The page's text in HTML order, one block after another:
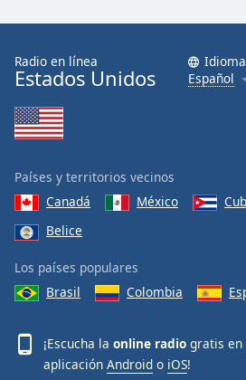
Radio en línea
Estados Unidos
Español
Países y territorios vecinos
Canadá
México
Belice
Los países populares
Brasil
Colombia
¡Escucha la online radio gratis en
aplicación Android o iOS!